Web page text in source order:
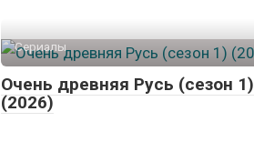
Сериалы
Очень древняя Русь (сезон 1)
(2026)